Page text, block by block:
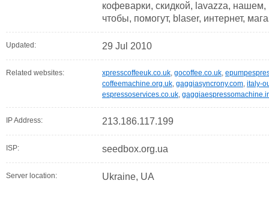
кофеварки, скидкой, lavazza, нашем,
чтобы, помогут, blaser, интернет,
Updated: 29 Jul 2010
Related websites: xpresscoffeeuk.co.uk, gocoffee.co.uk,
coffeemachine.org.uk, gaggiasyncrony.com, italy-
espressoservices.co.uk,
IP Address: 213.186.117.199
ISP: seedbox.org.ua
Server location: Ukraine, UA